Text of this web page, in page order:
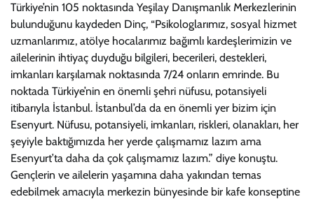
Türkiye’nin 105 noktasında Yeşilay Danışmanlık Merkezlerinin
bulunduğunu kaydeden Dinç, “Psikologlarımız, sosyal hizmet
uzmanlarımız, atölye hocalarımız bağımlı kardeşlerimizin ve
ailelerinin ihtiyaç duyduğu bilgileri, becerileri, destekleri,
imkanları karşılamak noktasında 7/24 onların emrinde. Bu
noktada Türkiye’nin en önemli şehri nüfusu, potansiyeli
itibarıyla İstanbul. İstanbul’da da en önemli yer bizim için
Esenyurt. Nüfusu, potansiyeli, imkanları, riskleri, olanakları, her
şeyiyle baktığımızda her yerde çalışmamız lazım ama
Esenyurt’ta daha da çok çalışmamız lazım.” diye konuştu.
Gençlerin ve ailelerin yaşamına daha yakından temas
edebilmek amacıyla merkezin bünyesinde bir kafe konseptine